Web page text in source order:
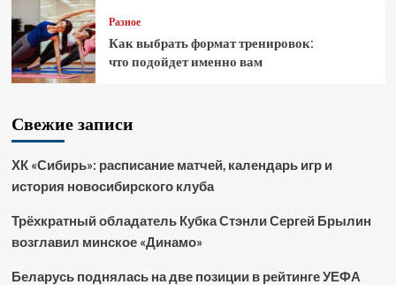
Разное
Как выбрать формат тренировок:
что подойдет именно вам
Свежие записи
ХК «Сибирь»: расписание матчей, календарь игр и
история новосибирского клуба
Трёхкратный обладатель Кубка Стэнли Сергей Брылин
возглавил минское «Динамо»
Беларусь поднялась на две позиции в рейтинге УЕФА